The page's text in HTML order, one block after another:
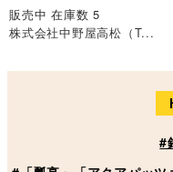
販売中 在庫数 5
株式会社中野屋高松（T...
#